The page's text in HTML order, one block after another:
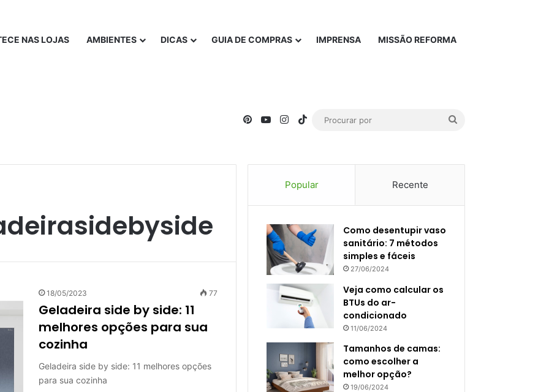
NAS LOJAS AMBIENTES DICAS GUIA DE COMPRAS IMPRENSA MISSÃO REFORMA
PinterestYouTubeInstagram
TikTok
18/05/2023 77
Geladeira side by side: 11
melhores opções para sua
cozinha
Geladeira side by side: 11 melhores opções
para sua cozinha
Popular Recente
Como desentupir vaso
sanitário: 7 métodos
simples e fáceis
27/06/2024
Veja como calcular os
BTUs do ar-
condicionado
11/06/2024
Tamanhos de camas:
como escolher a
melhor opção?
19/06/2024